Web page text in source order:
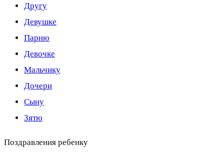
Другу
Девушке
Парню
Девочке
Мальчику
Дочери
Сыну
Зятю
Поздравления ребенку